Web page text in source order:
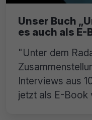
Unser Buch
es auch als E-
"Unter dem
Interviews aus
jetzt als E-Book